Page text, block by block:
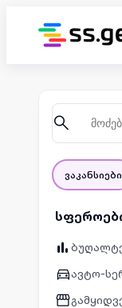
ვაკანსიები
ავტო-